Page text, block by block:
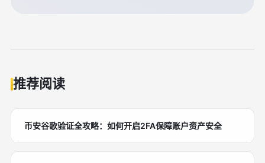
推荐阅读
币安谷歌验证全攻略：如何开启2FA保障账户资产安全